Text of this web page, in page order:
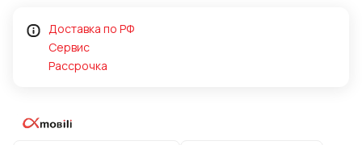
Доставка по РФ
Сервис
Рассрочка